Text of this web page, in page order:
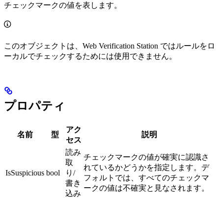
チェックマークの値を表します。
このオブジェクトは、Web Verification Station ではルールをロ
ーカルでチェックするためには使用できません。
プロパティ
名前 型
アク
セス
説明
IsSuspicious bool
読み
取
り/
書き
込み
チェックマークの値が確実に認識さ
れているかどうかを指定します。デ
フォルトでは、すべてのチェックマ
ークの値は不確実と見なされます。